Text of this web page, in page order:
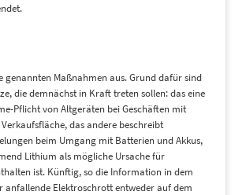
genannten Maßnahmen aus. Grund dafür sind
die demnächst in Kraft treten sollen: das eine
Pflicht von Altgeräten bei Geschäften mit
das andere beschreibt
beim Umgang mit Batterien und Akkus,
Lithium als mögliche Ursache für
ist. Künftig, so die Information in dem
anfallende Elektroschrott entweder auf dem